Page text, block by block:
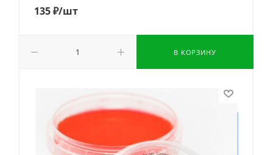
135₽/шт
В КОРЗИНУ